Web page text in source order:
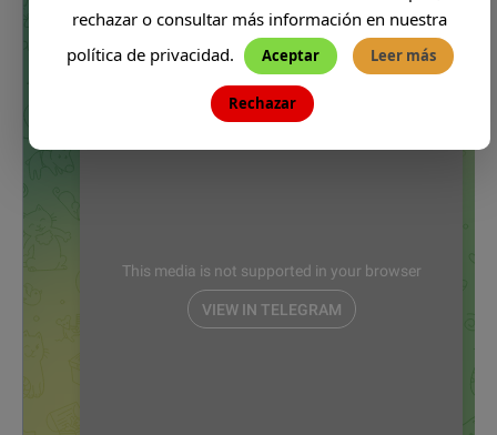
rechazar o consultar más información en nuestra
política de privacidad.
Aceptar Leer más
Rechazar